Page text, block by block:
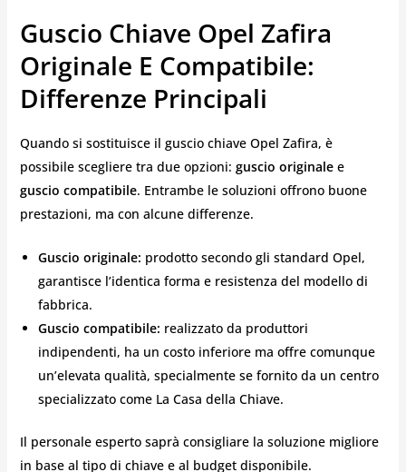
Guscio Chiave Opel Zafira
Originale E Compatibile:
Differenze Principali
Quando si sostituisce il guscio chiave Opel Zafira, è
possibile scegliere tra due opzioni: guscio originalee
guscio compatibile. Entrambe le soluzioni offrono buone
prestazioni, ma con alcune differenze.
Guscio originale: prodotto secondo gli standard Opel,
garantisce l’identica forma e resistenza del modello di
fabbrica.
Guscio compatibile: realizzato da produttori
indipendenti, ha un costo inferiore ma offre comunque
un’elevata qualità, specialmente se fornito da un centro
specializzato come La Casa della Chiave.
Il personale esperto saprà consigliare la soluzione migliore
in base al tipo di chiave e al budget disponibile.